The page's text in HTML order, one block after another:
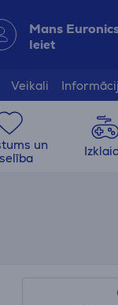
Mans
Ieiet
Veikali
un